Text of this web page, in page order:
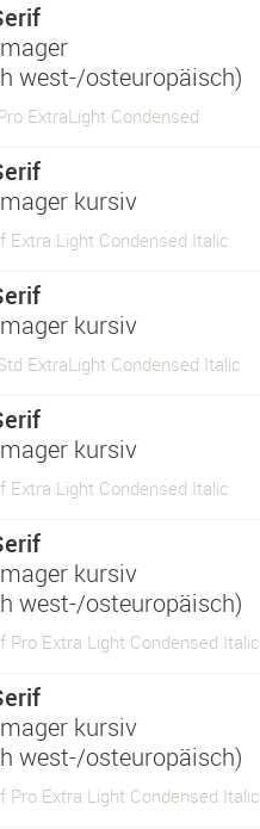
west-/osteuropäisch)
ExtraLight Condensed
kursiv
Extra Light Condensed Italic
kursiv
ExtraLight Condensed Italic
kursiv
Extra Light Condensed Italic
kursiv
west-/osteuropäisch)
Pro Extra Light Condensed Italic
kursiv
west-/osteuropäisch)
Pro Extra Light Condensed Italic